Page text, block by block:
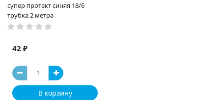
супер протект синяя 18/6
трубка 2 метра
42 ₽
В корзину